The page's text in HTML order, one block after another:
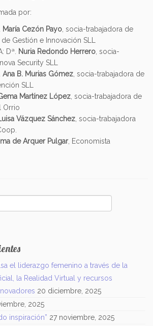
por:
María Cezón Payo , socia-trabajadora de
de Gestión e Innovación SLL
Dª.
Nuria Redondo Herrero , socia-
Security SLL
Ana B. Murias Gómez , socia-trabajadora de
SLL
Martínez López , socia-trabajadora de
Orrio
Vázquez Sánchez , socia-trabajadora
de Arquer Pulgar, Economista
el liderazgo femenino a través de la
la Realidad Virtual y recursos
20 diciembre, 2025
2025
inspiración” 27 noviembre, 2025